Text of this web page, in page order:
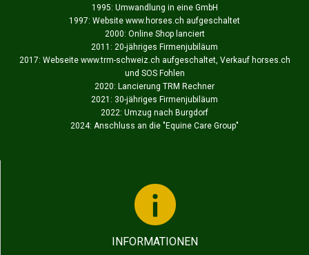
1995: Umwandlung in eine GmbH
1997: Website www.horses.ch aufgeschaltet
2000: Online Shop lanciert
2011: 20-jähriges Firmenjubiläum
2017: Webseite www.trm-schweiz.ch aufgeschaltet, Verkauf horses.ch
und SOS Fohlen
2020: Lancierung TRM Rechner
2021: 30-jähriges Firmenjubiläum
2022: Umzug nach Burgdorf
2024: Anschluss an die "Equine Care Group"
INFORMATIONEN